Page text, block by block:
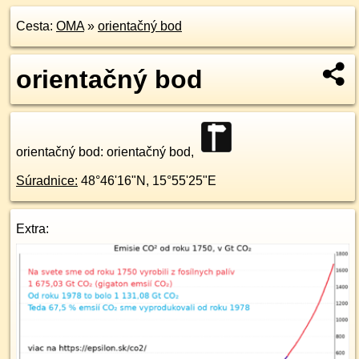
Cesta: OMA» orientačný bod
orientačný bod
orientačný bod: orientačný bod,
Súradnice: 48°46'16"N , 15°55'25"E
Extra: